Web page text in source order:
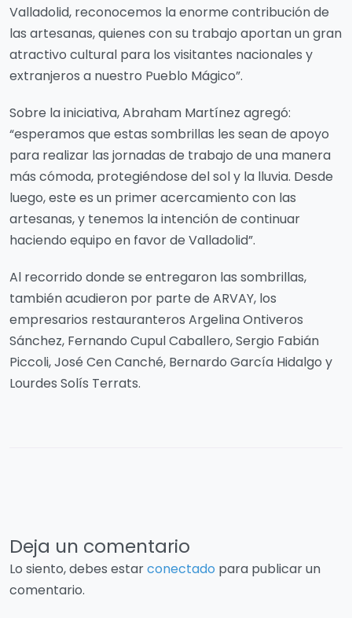
Valladolid, reconocemos la enorme contribución de
las artesanas, quienes con su trabajo aportan un gran
atractivo cultural para los visitantes nacionales y
extranjeros a nuestro Pueblo Mágico”.
Sobre la iniciativa, Abraham Martínez agregó:
“esperamos que estas sombrillas les sean de apoyo
para realizar las jornadas de trabajo de una manera
más cómoda, protegiéndose del sol y la lluvia. Desde
luego, este es un primer acercamiento con las
artesanas, y tenemos la intención de continuar
haciendo equipo en favor de Valladolid”.
Al recorrido donde se entregaron las sombrillas,
también acudieron por parte de ARVAY, los
empresarios restauranteros Argelina Ontiveros
Sánchez, Fernando Cupul Caballero, Sergio Fabián
Piccoli, José Cen Canché, Bernardo García Hidalgo y
Lourdes Solís Terrats.
Deja un comentario
Lo siento, debes estarconectado para publicar un
comentario.